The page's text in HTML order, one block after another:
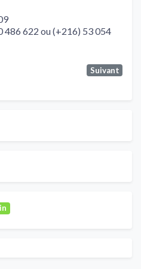
486 622 ou (+216) 53 054
Suivant